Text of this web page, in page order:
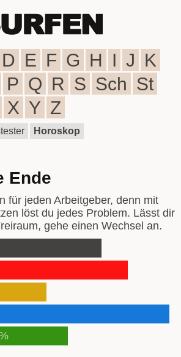
D E F G H I J K
P Q R S Sch St
X Y Z
Horoskop
Ende
für jeden Arbeitgeber, denn mit
löst du jedes Problem. Lässt dir
gehe einen Wechsel an.